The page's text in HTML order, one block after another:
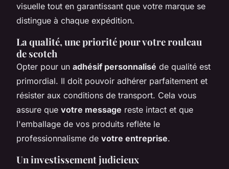
visuelle tout en garantissant que votre marque se
distingue à chaque expédition.
La qualité, une priorité pourvotre rouleau
de scotch
Opter pour un adhésif personnalisé de qualité est
primordial. Il doit pouvoir adhérer parfaitement et
résister aux conditions de transport. Cela vous
assure que votre message reste intact et que
l'emballage de vos produits reflète le
professionnalisme de votre entreprise.
Un investissement judicieux